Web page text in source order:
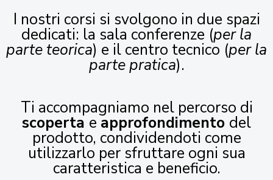
I nostri corsi si svolgono in due spazi
dedicati: la sala conferenze (per la
parte teorica) e il centro tecnico (per la
parte pratica).
Ti accompagniamo nel percorso di
scoperta e approfondimento del
prodotto, condividendoti come
utilizzarlo per sfruttare ogni sua
caratteristica e beneficio.